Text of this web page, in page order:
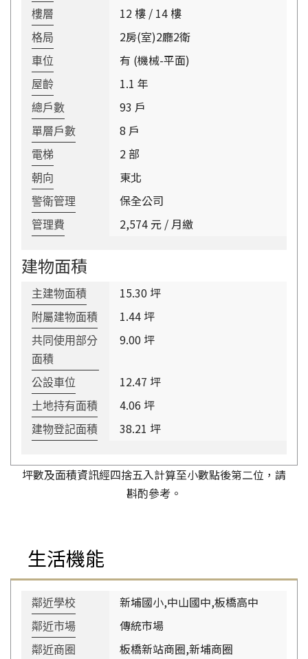
樓層 12 樓 / 14 樓
格局 2房(室)2廳2衛
車位 有 (機械-平面)
屋齡 1.1 年
總戶數 93 戶
單層戶數 8 戶
電梯 2 部
朝向 東北
警衛管理 保全公司
管理費 2,574 元 / 月繳
建物面積
主建物面積 15.30 坪
附屬建物面積 1.44 坪
共同使用部分
面積
9.00 坪
公設車位 12.47 坪
土地持有面積 4.06 坪
建物登記面積 38.21 坪
坪數及面積資訊經四捨五入計算至小數點後第二位，請
斟酌參考。
生活機能
鄰近學校 新埔國小,中山國中,板橋高中
鄰近市場 傳統市場
鄰近商圈 板橋新站商圈,新埔商圈